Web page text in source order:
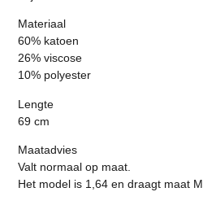
Materiaal
60% katoen
26% viscose
10% polyester
Lengte
69 cm
Maatadvies
Valt normaal op maat.
Het model is 1,64 en draagt maat M.